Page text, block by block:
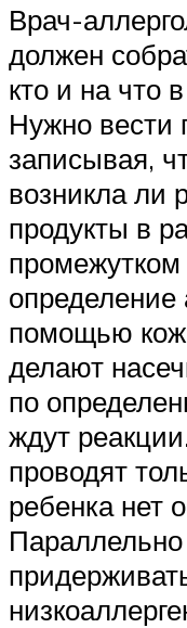
Врач-
должен
кто и на что
Нужно вести
записывая,
возникла ли
продукты в
промежутком
определение
помощью
делают
по
ждут
проводят
ребенка нет